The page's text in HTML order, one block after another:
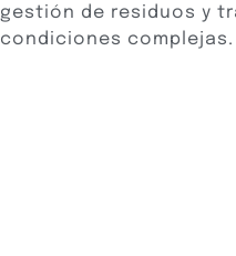
gestión de residuos y
condiciones complejas.